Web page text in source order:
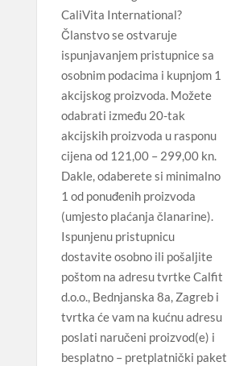
CaliVita International?
Članstvo se ostvaruje
ispunjavanjem pristupnice sa
osobnim podacima i kupnjom 1
akcijskog proizvoda. Možete
odabrati između 20-tak
akcijskih proizvoda u rasponu
cijena od 121,00 – 299,00 kn.
Dakle, odaberete si minimalno
1 od ponuđenih proizvoda
(umjesto plaćanja članarine).
Ispunjenu pristupnicu
dostavite osobno ili pošaljite
poštom na adresu tvrtke Calfit
d.o.o., Bednjanska 8a, Zagreb i
tvrtka će vam na kućnu adresu
poslati naručeni proizvod(e) i
besplatno – pretplatnički paket